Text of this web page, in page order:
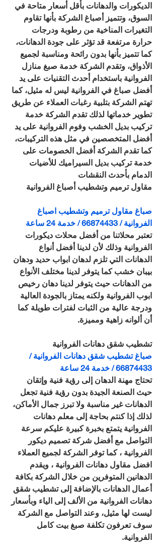
الديكورات والدهانات بأقل أسعار متاحة في
السوق، وتتميز أصباغ الشركة بأنها تقاوم
التغيرات المناخية من رطوبة ودرجات
حرارة مرتفعة قد تؤثر على جودة الدهانات،
كما تتميز بأنها بدون رائحة ومناسبة لجميع
الأذواق، وتقدم الشركة خدمة صبغ منازل
الفروانية باستخدام أحدث التقنيات على يد
أفضل صباغ في الفروانية ليس له مثيل، كما
تهتم الشركة بتلبية رغبات العملاء عن طريق
تطوير خدماتها لذلك تقدم الشركة خدمة
تركيب بديل الخشب وفوم الفروانية على يد
أفضل المتخصصين في مثل هذه التركيبات،
كما تقدم الشركة أفضل الخصومات على
خدمة تركيب بديل السيراميك للأضيات
الدمام بأحدث النقشات
مقاول ترميم وتشطيب أصباغ الفروانية
صباغ مقاول ترميم وتشطيب اصباغ
الفروانية / 66874433 / خدمة 24 ساعة
تعتبر محلاتنا من أفضل محلات ديكورات
الفروانية وذلك لأن لدينا أفضل أنواع
الدهانات التي تلزم لدهان ابواب حديد ودهان
بيبان خشب كما يتوفر لدينا مختلف الأنواع
من الدهانات حيث يتوفر لدينا دهان رخيص
ابوب الفروانية ولكنه يمتاز بالجودة العالية
ودرجة عالية من الثبات لفترات طويلة كما
أن ألوانه زاهية ومميزة.
تشطيب شقق دهانات الفروانية
صباغ تشطيب شقق دهانات الفروانية /
66874433 / خدمة 24 ساعة
تحتاج مهنة الدهان إلى رؤية فنية وإتقان
حيث الصنعة الجيدة بدون رؤية فنية تجعل
الدهانات غير مناسبة ولا تبرز جمال الأماكن،
لذلك إذا كنتم بحاجة إلى معلم دهانات
الفروانية يتمتع بخبرة كبيرة عليكم سرعة
التواصل مع أفضل شركة تصميم ديكور
الفروانية ، كما توفر الشركة لجميع العملاء
افضل مقاول دهانات الفروانية ، ويقدم
الدهانين المتوفرين من خلال الشركة بكافة
أعمال الدهانات بالإضافة إلى تشطيب شقق
دهانات الفروانية من الألف إلى الياء وبأسعار
ليست لها مثيل، وعند التواصل مع الشركة
سوف تعرفون تكلفة صبغ بيت كامل
الفروانية.